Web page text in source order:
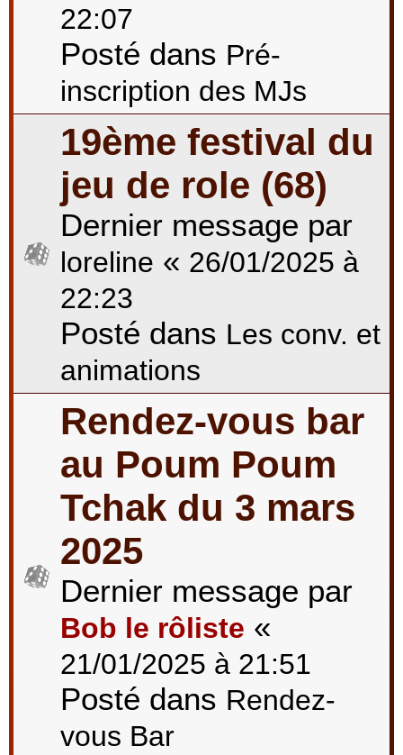
22:07
Posté dans Pré-
inscription des MJs
19ème festival du
jeu de role (68)
Dernier message par
loreline « 26/01/2025 à
22:23
Posté dans Les conv. et
animations
Rendez-vous bar
au Poum Poum
Tchak du 3 mars
2025
Dernier message par
Bob le rôliste «
21/01/2025 à 21:51
Posté dans Rendez-
vous Bar